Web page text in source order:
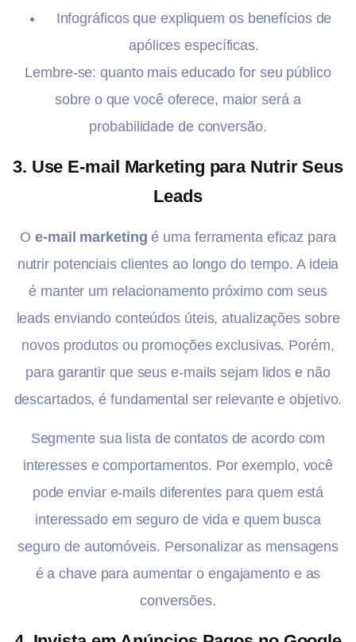
Infográficos que expliquem os benefícios de
apólices específicas.
Lembre-se: quanto mais educado for seu público
sobre o que você oferece, maior será a
probabilidade de conversão.
3. Use E-mail Marketing para Nutrir Seus
Leads
Oe-mail marketing é uma ferramenta eficaz para
nutrir potenciais clientes ao longo do tempo. A ideia
é manter um relacionamento próximo com seus
leads enviando conteúdos úteis, atualizações sobre
novos produtos ou promoções exclusivas. Porém,
para garantir que seus e-mails sejam lidos e não
descartados, é fundamental ser relevante e objetivo.
Segmente sua lista de contatos de acordo com
interesses e comportamentos. Por exemplo, você
pode enviar e-mails diferentes para quem está
interessado em seguro de vida e quem busca
seguro de automóveis. Personalizar as mensagens
é a chave para aumentar o engajamento e as
conversões.